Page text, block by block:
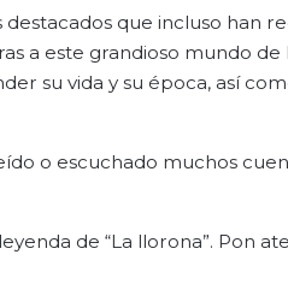
que incluso han
a este grandioso mundo
su vida y su época, así
o escuchado muchos
de “La llorona”. Pon